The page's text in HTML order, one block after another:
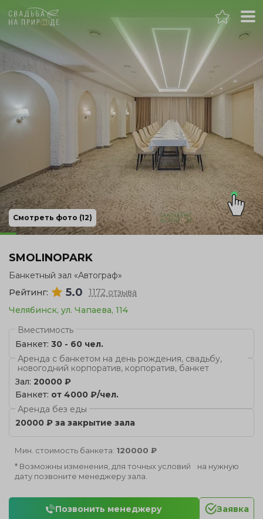
Челябинск
Банкет
Свадьба
Выпускной
Корпоратив
Смотреть фото (12)
SMOLINOPARK
Банкетный зал «Автограф»
Рейтинг:
5.0
1172 отзыва
Челябинск, ул. Чапаева, 114
Вместимость
Банкет: 30 - 60 чел.
Аренда с банкетом на день рождения, свадьбу,
новогодний корпоратив, корпоратив, банкет
Зал: 20000 ₽
Банкет: от 4000 ₽/чел.
Аренда без еды
20000 ₽ за закрытие зала
Мин. стоимость банкета: 120000 ₽
* Возможны изменения, для точных условий на нужную
дату позвоните менеджеру зала.
Позвонить менеджеру Заявка